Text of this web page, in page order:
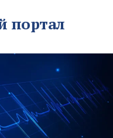
портал